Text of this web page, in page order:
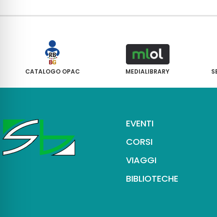
CATALOGO OPAC MEDIALIBRARY
EVENTI
CORSI
VIAGGI
BIBLIOTECHE